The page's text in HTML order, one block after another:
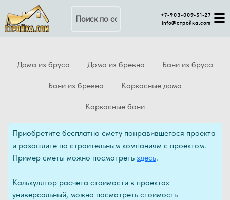
+7-903-009-51-27
info@стройка.com
Дома из бруса Дома из бревна Бани из бруса
Бани из бревна Каркасные дома
Каркасные бани
Приобретите бесплатно смету понравившегося проекта
и разошлите по строительным компаниям с проектом.
Пример сметы можно посмотреть здесь.
Калькулятор расчета стоимости в проектах
универсальный, можно посмотреть стоимость